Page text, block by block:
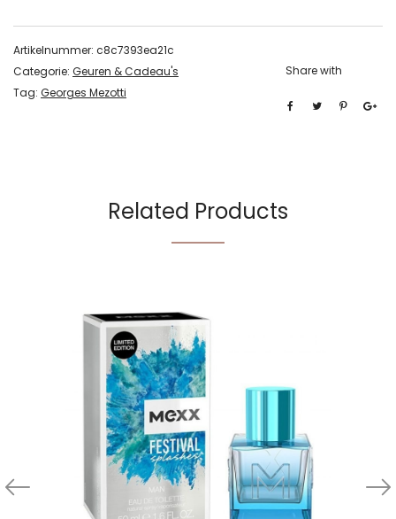
Artikelnummer: c8c7393ea21c
Categorie: Geuren & Cadeau's
Tag: Georges Mezotti
Share with
Related Products